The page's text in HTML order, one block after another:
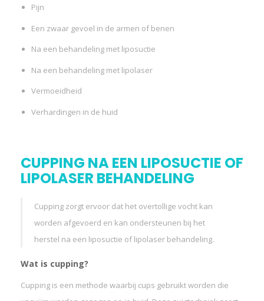
Pijn
Een zwaar gevoel in de armen of benen
Na een behandeling met liposuctie
Na een behandeling met lipolaser
Vermoeidheid
Verhardingen in de huid
CUPPING NA EEN LIPOSUCTIE OF
LIPOLASER BEHANDELING
Cupping zorgt ervoor dat het overtollige vocht kan
worden afgevoerd en kan ondersteunen bij het
herstel na een liposuctie of lipolaser behandeling.
Wat is cupping?
Cupping is een methode waarbij cups gebruikt worden die